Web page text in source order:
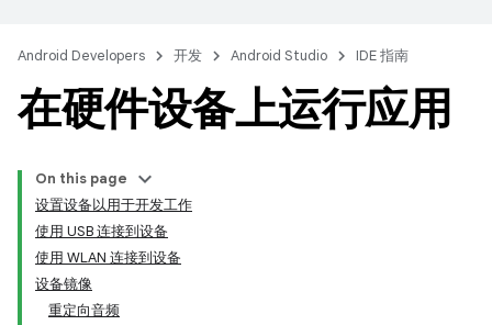
Android Developers 开发 Android Studio IDE 指南
在硬件设备上运行应用
On this page
设置设备以用于开发工作
使用 USB 连接到设备
使用 WLAN 连接到设备
设备镜像
重定向音频